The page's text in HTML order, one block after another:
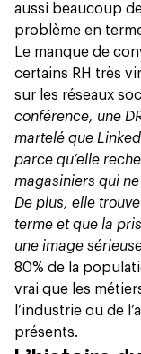
aussi beaucoup
problème en
Le manque de
certains RH très
sur les réseaux
conférence, une
martelé que
parce qu’elle
magasiniers qui
De plus, elle
terme et que la
une image
80% de la
vrai que les
l’industrie ou de
présents.